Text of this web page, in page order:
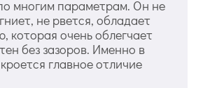
многим параметрам. Он не
не рвется, обладает
которая очень облегчает
без зазоров. Именно в
главное отличие